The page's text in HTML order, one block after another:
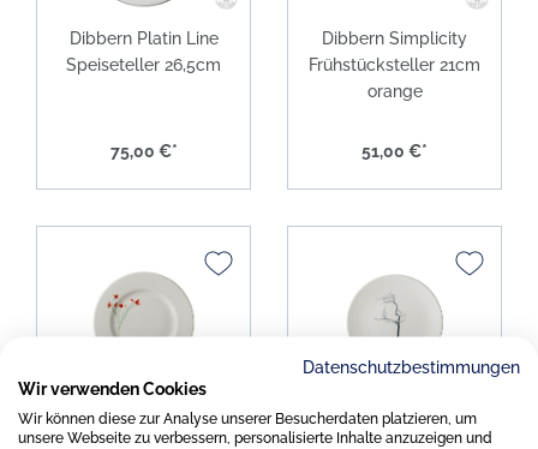
Dibbern Platin Line
Speiseteller 26,5cm
75,00 €*
Dibbern Simplicity
Frühstücksteller 21cm
orange
51,00 €*
Dibbern Impression
Blume Rot
Dibbern Black Forest
Frühstücksteller 21cm
Datenschutzbestimmungen
Wir verwenden Cookies
Wir können diese zur Analyse unserer Besucherdaten platzieren, um
unsere Webseite zu verbessern, personalisierte Inhalte anzuzeigen und